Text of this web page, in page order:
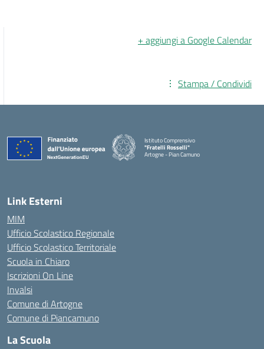
+ aggiungi a Google Calendar
Stampa / Condividi
Istituto Comprensivo
"Fratelli Rosselli"
Artogne - Pian Camuno
— Visita la pagina iniziale della scuola
Link Esterni
MIM
Ufficio Scolastico Regionale
Ufficio Scolastico Territoriale
Scuola in Chiaro
Iscrizioni On Line
Invalsi
Comune di Artogne
Comune di Piancamuno
La Scuola